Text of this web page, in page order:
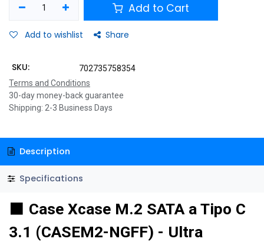
Add to Cart
Add to wishlist Share
SKU:
702735758354
Terms and Conditions
30-day money-back guarantee
Shipping: 2-3 Business Days
Description
Specifications
⬛ Case Xcase M.2 SATA a Tipo C
3.1 (CASEM2-NGFF) - Ultra